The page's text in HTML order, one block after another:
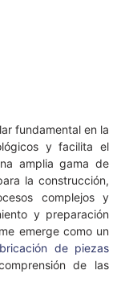
fundamental en la
y facilita el
amplia gama de
la construcción,
complejos y
y preparación
emerge como un
de piezas
de las